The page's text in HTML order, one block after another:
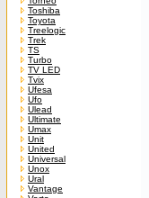
Toshiba
Toyota
Treelogic
Trek
TS
Turbo
TV LED
Tvix
Ufesa
Ufo
Ulead
Ultimate
Umax
Unit
United
Universal
Unox
Ural
Vantage